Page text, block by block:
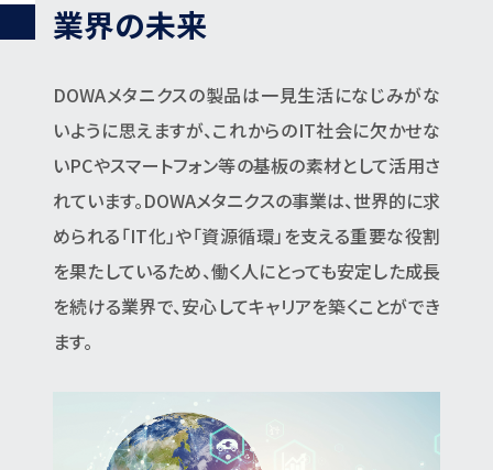
業界の未来
DOWAメタニクスの製品は一見生活になじみがな
いように思えますが、これからのIT社会に欠かせな
いPCやスマートフォン等の基板の素材として活用さ
れています。DOWAメタニクスの事業は、世界的に求
められる「IT化」や「資源循環」を支える重要な役割
を果たしているため、働く人にとっても安定した成長
を続ける業界で、安心してキャリアを築くことができ
ます。